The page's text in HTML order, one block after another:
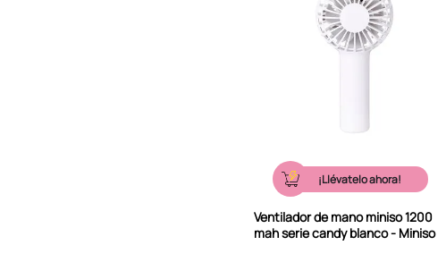
¡Llévatelo ahora!
Ventilador de mano miniso 1200
mah serie candy blanco - Miniso